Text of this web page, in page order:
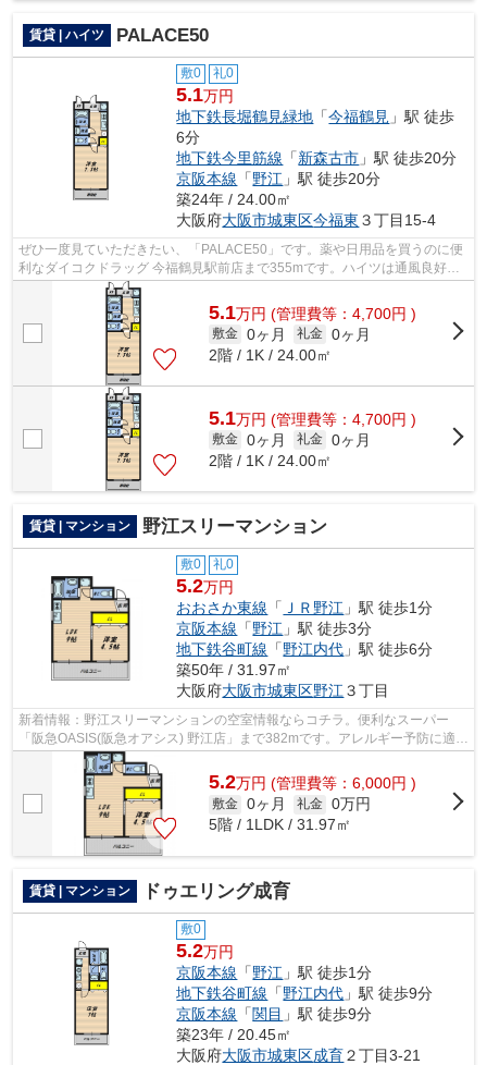
賃貸 | ハイツ PALACE50
敷0 礼0
5.1万円
地下鉄長堀鶴見緑地 「今福鶴見 」駅 徒歩
6分
地下鉄今里筋線 「新森古市 」駅 徒歩20分
京阪本線 「野江 」駅 徒歩20分
築24年 / 24.00㎡
大阪府大阪市城東区今福東 ３丁目15-4
ぜひ一度見ていただきたい、「PALACE50」です。薬や日用品を買うのに便
利なダイコクドラッグ 今福鶴見駅前店まで355mです。ハイツは通風良好な
空間です。駅まで平坦なエリアに位置する...
5.1万円 (管理費等：4,700円 )
敷金 0ヶ月 礼金 0ヶ月
2階 / 1K / 24.00㎡
5.1万円 (管理費等：4,700円 )
敷金 0ヶ月 礼金 0ヶ月
2階 / 1K / 24.00㎡
賃貸 | マンション 野江スリーマンション
敷0 礼0
5.2万円
おおさか東線 「 ＪＲ野江 」駅 徒歩1分
京阪本線 「野江 」駅 徒歩3分
地下鉄谷町線 「野江内代 」駅 徒歩6分
築50年 / 31.97㎡
大阪府大阪市城東区野江 ３丁目
新着情報：野江スリーマンションの空室情報ならコチラ。便利なスーパー
「阪急OASIS(阪急オアシス) 野江店」まで382mです。アレルギー予防に適し
た、通気性の良い安心のマンションです...
5.2万円 (管理費等：6,000円 )
敷金 0ヶ月 礼金 0万円
5階 / 1LDK / 31.97㎡
賃貸 | マンション ドゥエリング成育
敷0
5.2万円
京阪本線 「野江 」駅 徒歩1分
地下鉄谷町線 「野江内代 」駅 徒歩9分
京阪本線 「関目 」駅 徒歩9分
築23年 / 20.45㎡
大阪府大阪市城東区成育２丁目3-21